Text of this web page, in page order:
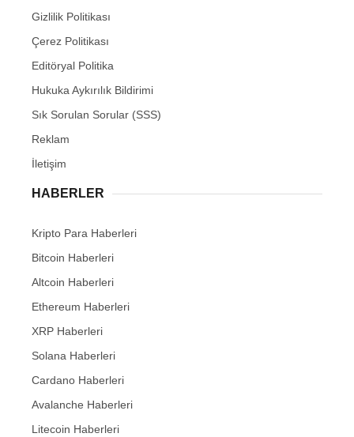
Gizlilik Politikası
Çerez Politikası
Editöryal Politika
Hukuka Aykırılık Bildirimi
Sık Sorulan Sorular (SSS)
Reklam
İletişim
HABERLER
Kripto Para Haberleri
Bitcoin Haberleri
Altcoin Haberleri
Ethereum Haberleri
XRP Haberleri
Solana Haberleri
Cardano Haberleri
Avalanche Haberleri
Litecoin Haberleri